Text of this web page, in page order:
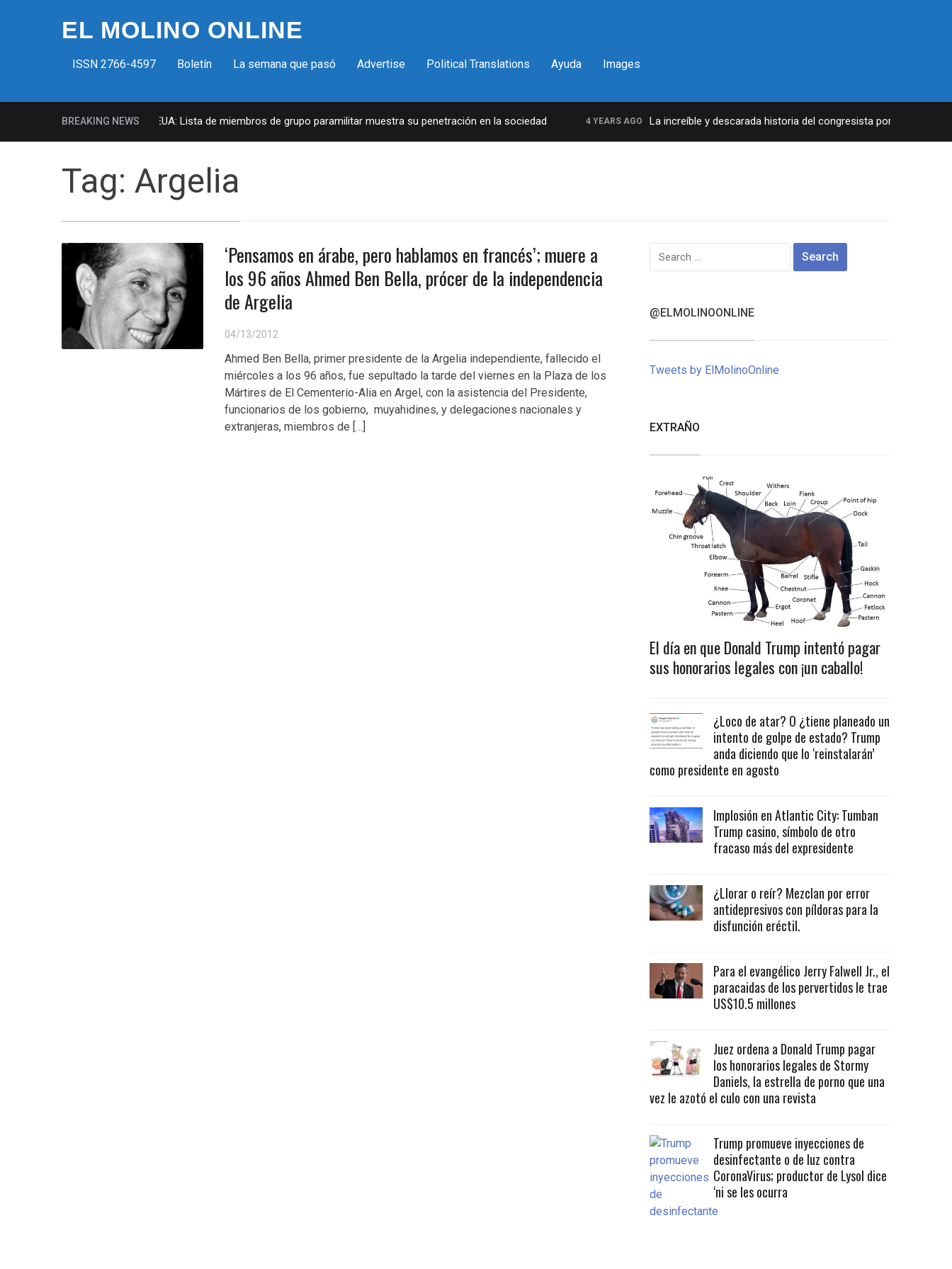
EL MOLINO ONLINE
ISSN 2766-4597 Boletín La semana que pasó Advertise Political Translations Ayuda Images
BREAKING NEWS
Milicias fascistas en EUA: Lista de miembros de grupo paramilitar muestra su penetración en la sociedad 4 YEARS AGO La increíble y descarada historia del congresista por NY George
Tag: Argelia
‘Pensamos en árabe, pero hablamos en francés’; muere a
los 96 años Ahmed Ben Bella, prócer de la independencia
de Argelia
04/13/2012
Ahmed Ben Bella, primer presidente de la Argelia independiente, fallecido el
miércoles a los 96 años, fue sepultado la tarde del viernes en la Plaza de los
Mártires de El Cementerio-Alia en Argel, con la asistencia del Presidente,
funcionarios de los gobierno, muyahidines, y delegaciones nacionales y
extranjeras, miembros de […]
Search
for:
@ELMOLINOONLINE
Tweets by ElMolinoOnline
EXTRAÑO
El día en que Donald Trump intentó pagar
sus honorarios legales con ¡un caballo!
¿Loco de atar? O ¿tiene planeado un
intento de golpe de estado? Trump
anda diciendo que lo ‘reinstalarán’
como presidente en agosto
Implosión en Atlantic City: Tumban
Trump casino, símbolo de otro
fracaso más del expresidente
¿Llorar o reír? Mezclan por error
antidepresivos con píldoras para la
disfunción eréctil.
Para el evangélico Jerry Falwell Jr., el
paracaidas de los pervertidos le trae
US$10.5 millones
Juez ordena a Donald Trump pagar
los honorarios legales de Stormy
Daniels, la estrella de porno que una
vez le azotó el culo con una revista
Trump promueve inyecciones de
desinfectante o de luz contra
CoronaVirus; productor de Lysol dice
‘ni se les ocurra